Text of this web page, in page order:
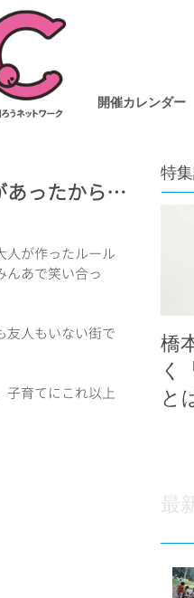
開催カレンダー
あったから…
人が作ったルール
んあで笑い合っ
友人もいない街で
子育てにこれ以上
特
橋
く
と
最